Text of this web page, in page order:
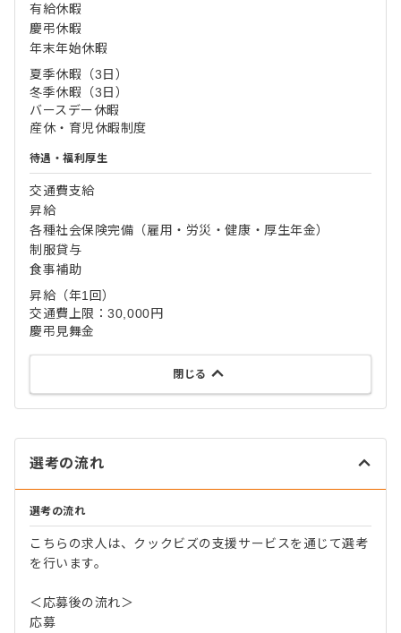
有給休暇
慶弔休暇
年末年始休暇
夏季休暇（3日）
冬季休暇（3日）
バースデー休暇
産休・育児休暇制度
待遇・福利厚生
交通費支給
昇給
各種社会保険完備（雇用・労災・健康・厚生年金）
制服貸与
食事補助
昇給（年1回）
交通費上限：30,000円
慶弔見舞金
閉じる
選考の流れ
選考の流れ
こちらの求人は、クックビズの支援サービスを通じて選考
を行います。
＜応募後の流れ＞
応募